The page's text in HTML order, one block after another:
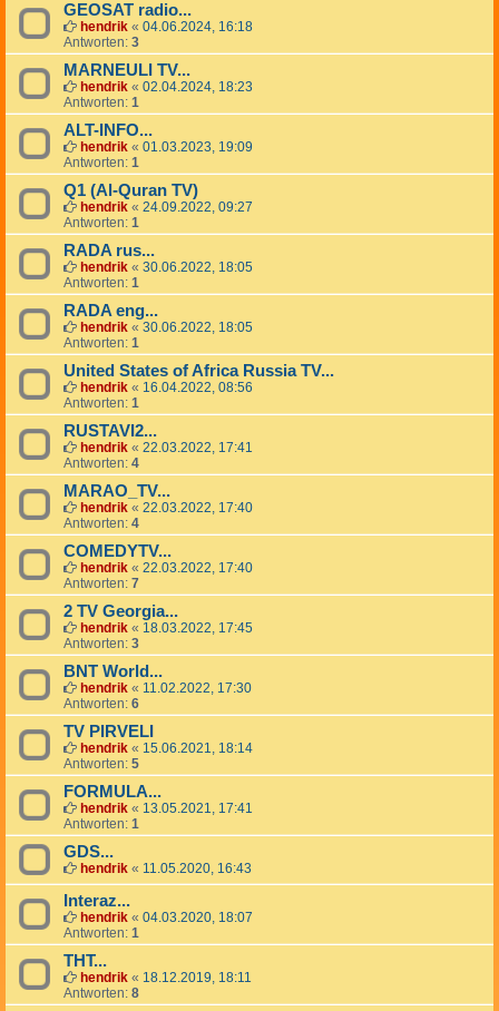
GEOSAT radio...
hendrik « 04.06.2024, 16:18
Antworten: 3
MARNEULI TV...
hendrik « 02.04.2024, 18:23
Antworten: 1
ALT-INFO...
hendrik « 01.03.2023, 19:09
Antworten: 1
Q1 (Al-Quran TV)
hendrik « 24.09.2022, 09:27
Antworten: 1
RADA rus...
hendrik « 30.06.2022, 18:05
Antworten: 1
RADA eng...
hendrik « 30.06.2022, 18:05
Antworten: 1
United States of Africa Russia TV...
hendrik « 16.04.2022, 08:56
Antworten: 1
RUSTAVI2...
hendrik « 22.03.2022, 17:41
Antworten: 4
MARAO_TV...
hendrik « 22.03.2022, 17:40
Antworten: 4
COMEDYTV...
hendrik « 22.03.2022, 17:40
Antworten: 7
2 TV Georgia...
hendrik « 18.03.2022, 17:45
Antworten: 3
BNT World...
hendrik « 11.02.2022, 17:30
Antworten: 6
TV PIRVELI
hendrik « 15.06.2021, 18:14
Antworten: 5
FORMULA...
hendrik « 13.05.2021, 17:41
Antworten: 1
GDS...
hendrik « 11.05.2020, 16:43
Interaz...
hendrik « 04.03.2020, 18:07
Antworten: 1
THT...
hendrik « 18.12.2019, 18:11
Antworten: 8